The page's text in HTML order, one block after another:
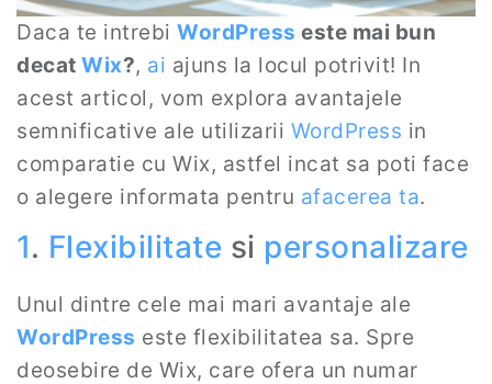
Daca te intrebi WordPress este mai bun
decat Wix?, ai ajuns la locul potrivit! In
acest articol, vom explora avantajele
semnificative ale utilizarii WordPress in
comparatie cu Wix, astfel incat sa poti face
o alegere informata pentru afacerea ta.
1. Flexibilitate si personalizare
Unul dintre cele mai mari avantaje ale
WordPress este flexibilitatea sa. Spre
deosebire de Wix, care ofera un numar